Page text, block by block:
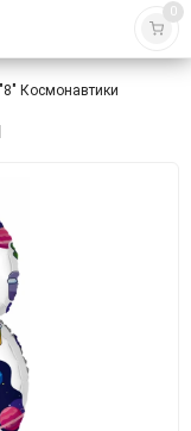
0
Космонавтики